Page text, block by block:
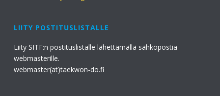
LIITY POSTITUSLISTALLE
Liity SITF:n postituslistalle lähettämällä sähköpostia
webmasterille.
webmaster(at)taekwon-do.fi